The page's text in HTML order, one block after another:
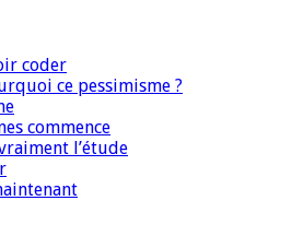
coder
ce pessimisme ?
commence
l’étude